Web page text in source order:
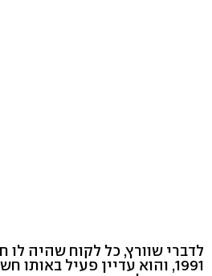
לדברי שוורץ, כל לקוח שהיה לו
1991, והוא עדיין פעיל באותו